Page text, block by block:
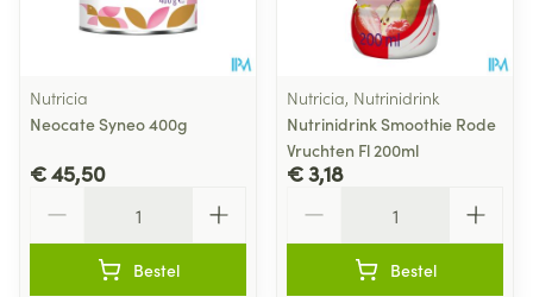
Nutricia
Neocate Syneo 400g
€ 45,50
Bestel
Nutricia, Nutrinidrink
Nutrinidrink Smoothie Rode
Vruchten Fl 200ml
€ 3,18
Bestel